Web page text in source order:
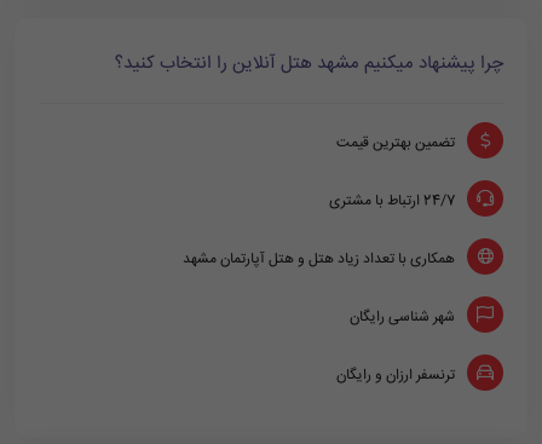
چرا پیشنهاد میکنیم مشهد هتل آنلاین را انتخاب کنید؟
تضمین بهترین قیمت
24/7 ارتباط با مشتری
همکاری با تعداد زیاد هتل و هتل آپارتمان مشهد
شهر شناسی رایگان
ترنسفر ارزان و رایگان